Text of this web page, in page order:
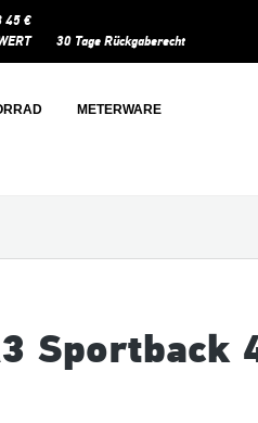
45 €
30 Tage Rückgaberecht
METERWARE
Sportback